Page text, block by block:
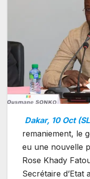
Dakar, 10 Oct
remaniement, le
eu une nouvelle
Rose Khady
Secrétaire d’Etat